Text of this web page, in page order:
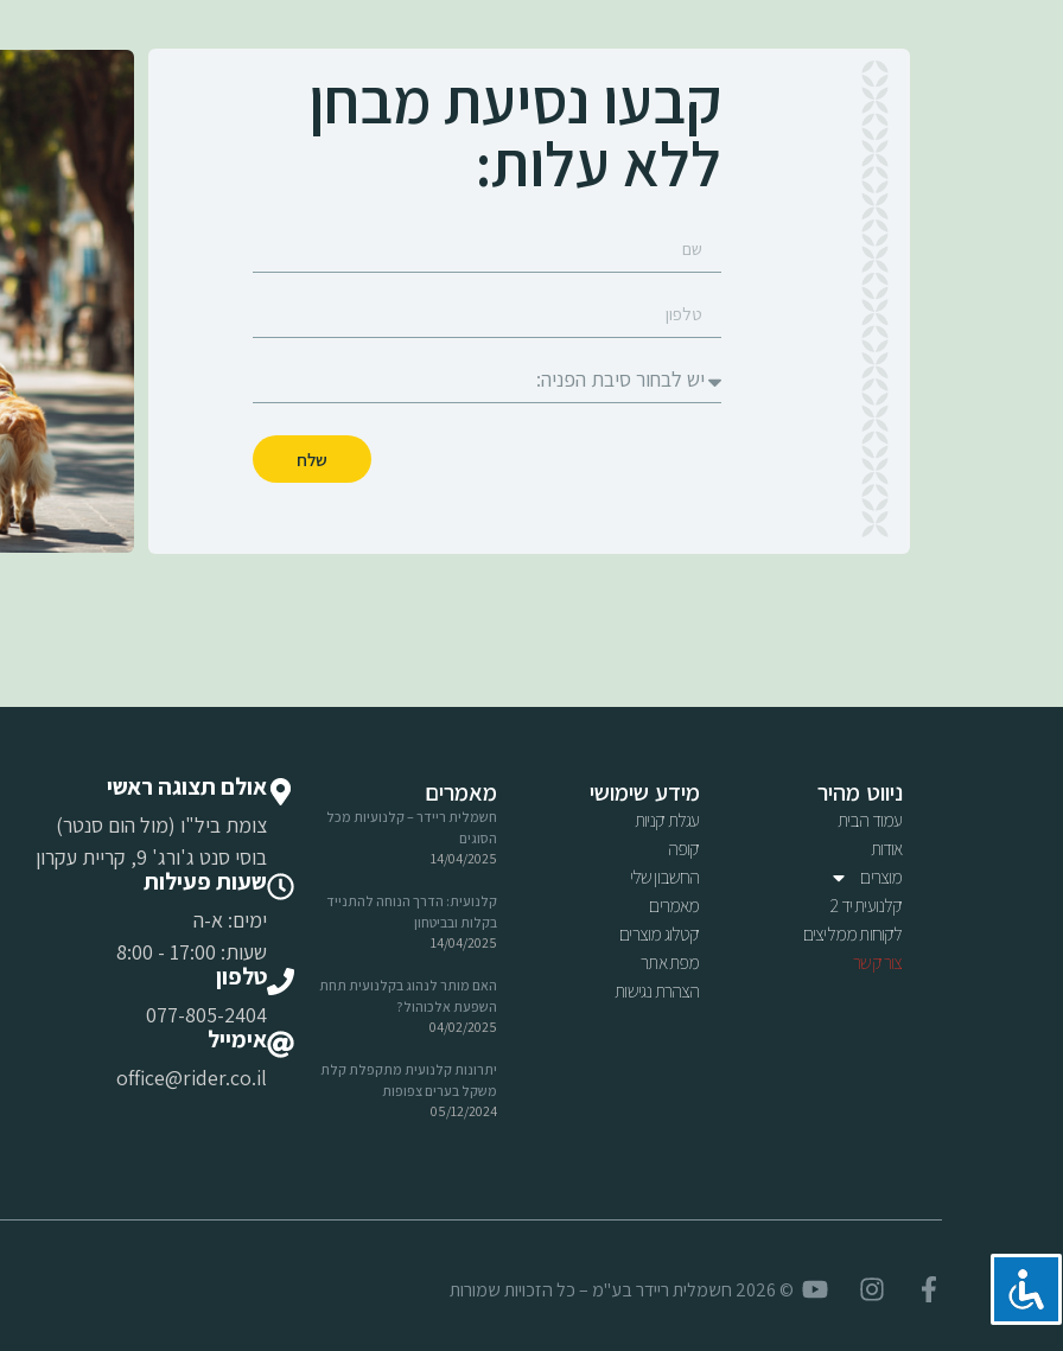
קבעו נסיעת מבחן
ללא עלות:
שלח
אולם תצוגה ראשי
צומת ביל"ו (מול הום סנטר)
בוסי סנט ג'ורג' 9, קריית עקרון
שעות פעילות
ימים: א-ה
שעות: 17:00 - 8:00
טלפון
077-805-2404
אימייל
office@rider.co.il
מאמרים
חשמלית ריידר – קלנועיות מכל
הסוגים
14/04/2025
קלנועית: הדרך הנוחה להתנייד
בקלות ובביטחון
14/04/2025
האם מותר לנהוג בקלנועית תחת
השפעת אלכוהול?
04/02/2025
יתרונות קלנועית מתקפלת קלת
משקל בערים צפופות
05/12/2024
מידע שימושי
עגלת קניות
קופה
החשבון שלי
מאמרים
קטלוג מוצרים
מפת אתר
הצהרת נגישות
ניווט מהיר
עמוד הבית
אודות
מוצרים
קלנועית יד 2
לקוחות ממליצים
צור קשר
© 2026 חשמלית ריידר בע"מ – כל הזכויות שמורות